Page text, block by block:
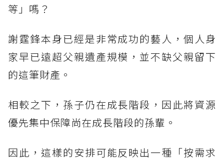
等」嗎？
謝霆鋒本身已經是非常成功的藝人，個人身
家早已遠超父親遺產規模，並不缺父親留下
的這筆財產。
相較之下，孫子仍在成長階段，因此將資源
優先集中保障尚在成長階段的孫輩。
因此，這樣的安排可能反映出一種「按需求